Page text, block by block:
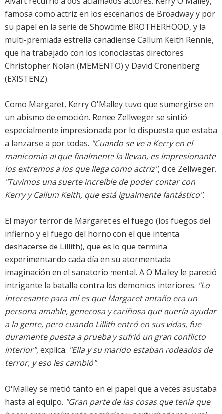
famosa como actriz en los escenarios de Broadway y por
su papel en la serie de Showtime BROTHERHOOD, y la
multi-premiada estrella canadiense Callum Keith Rennie,
que ha trabajado con los iconoclastas directores
Christopher Nolan (MEMENTO) y David Cronenberg
(EXISTENZ).
Como Margaret, Kerry O'Malley tuvo que sumergirse en
un abismo de emoción. Renee Zellweger se sintió
especialmente impresionada por lo dispuesta que estaba
a lanzarse a por todas. "Cuando se ve a Kerry en el
manicomio al que finalmente la llevan, es impresionante
los extremos a los que llega como actriz", dice Zellweger.
"Tuvimos una suerte increíble de poder contar con
Kerry y Callum Keith, que está igualmente fantástico".
El mayor terror de Margaret es el fuego (los fuegos del
infierno y el fuego del horno con el que intenta
deshacerse de Lillith), que es lo que termina
experimentando cada día en su atormentada
imaginación en el sanatorio mental. A O'Malley le pareció
intrigante la batalla contra los demonios interiores. "Lo
interesante para mí es que Margaret antaño era un
persona amable, generosa y cariñosa que quería ayudar
a la gente, pero cuando Lillith entró en sus vidas, fue
duramente puesta a prueba y sufrió un gran conflicto
interior", explica. "Ella y su marido estaban rodeados de
terror, y eso les cambió".
O'Malley se metió tanto en el papel que a veces asustaba
hasta al equipo. "Gran parte de las cosas que tenía que